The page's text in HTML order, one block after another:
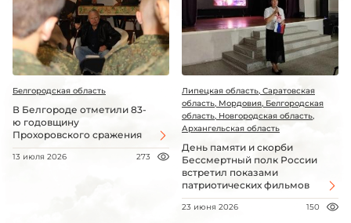
Белгородская область
В Белгороде отметили 83-
ю годовщину
Прохоровского сражения
13 июля 2026 273
Липецкая область, Саратовская
область, Мордовия, Белгородская
область, Новгородская область,
Архангельская область
День памяти и скорби
Бессмертный полк России
встретил показами
патриотических фильмов
23 июня 2026 150